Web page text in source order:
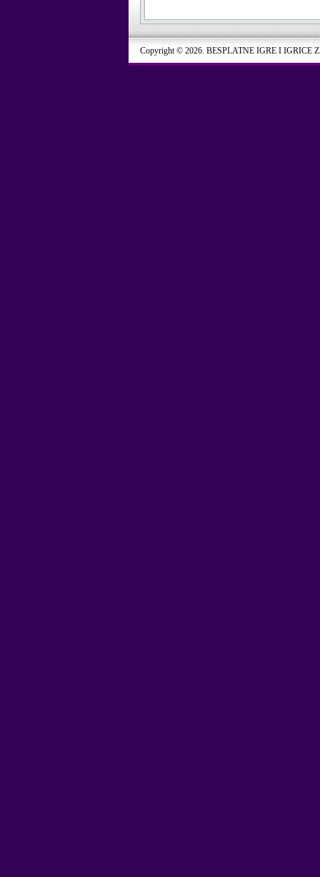
Copyright © 2026. BESPLATNE IGRE I IGRICE